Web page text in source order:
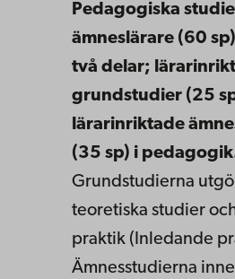
Pedagogiska
ämneslärare (60
två delar;
grundstudier (25
lärarinriktade
(35 sp) i
Grundstudierna
teoretiska studier
praktik (Inledande
Ämnesstudierna